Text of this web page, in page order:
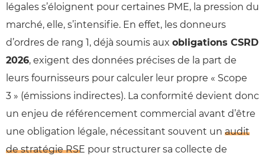
légales s’éloignent pour certaines PME, la pression du
marché, elle, s’intensifie. En effet, les donneurs
d’ordres de rang 1, déjà soumis aux obligations CSRD
2026, exigent des données précises de la part de
leurs fournisseurs pour calculer leur propre « Scope
3 » (émissions indirectes). La conformité devient donc
un enjeu de référencement commercial avant d’être
une obligation légale, nécessitant souvent un audit
de stratégie RSE pour structurer sa collecte de